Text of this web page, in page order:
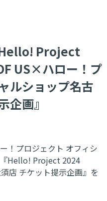
Project
US×ハロー！プ
ルショップ名古
企画』
！プロジェクト オフィシ
Hello! Project 2024
店 チケット提示企画』を